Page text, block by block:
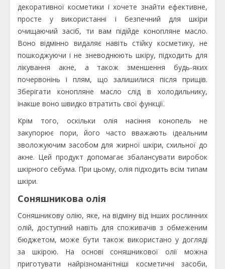
декоративної косметики і хочете знайти ефективне,
просте у використанні і безпечний для шкіри
очищаючий засіб, ти вам підійде конопляне масло.
Воно відмінно видаляє навіть стійку косметику, не
пошкоджуючи і не зневоднюють шкіру, підходить для
лікування акне, а також зменшення будь-яких
почервонінь і плям, що залишилися після прищів.
Зберігати конопляне масло слід в холодильнику,
інакше воно швидко втратить свої функції.
Крім того, оскільки олія насіння конопель не
закупорює пори, його часто вважають ідеальним
зволожуючим засобом для жирної шкіри, схильної до
акне. Цей продукт допомагає збалансувати виробок
шкірного себума. При цьому, олія підходить всім типам
шкіри.
Соняшникова олія
Соняшникову олію, яке, на відміну від інших рослинних
олій, доступний навіть для споживачів з обмеженим
бюджетом, може бути також використано у догляді
за шкірою. На основі соняшникової олії можна
приготувати найрізноманітніші косметичні засоби,